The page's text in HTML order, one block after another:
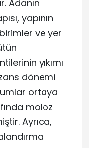
Adanın
yapının
ve yer
yıkımı
dönemi
ortaya
moloz
Ayrıca,